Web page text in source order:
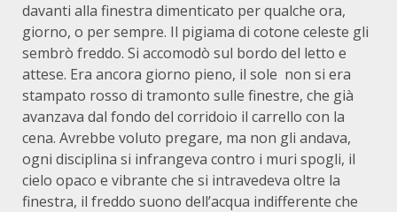
davanti alla finestra dimenticato per qualche ora,
giorno, o per sempre. Il pigiama di cotone celeste gli
sembrò freddo. Si accomodò sul bordo del letto e
attese. Era ancora giorno pieno, il sole non si era
stampato rosso di tramonto sulle finestre, che già
avanzava dal fondo del corridoio il carrello con la
cena. Avrebbe voluto pregare, ma non gli andava,
ogni disciplina si infrangeva contro i muri spogli, il
cielo opaco e vibrante che si intravedeva oltre la
finestra, il freddo suono dell’acqua indifferente che